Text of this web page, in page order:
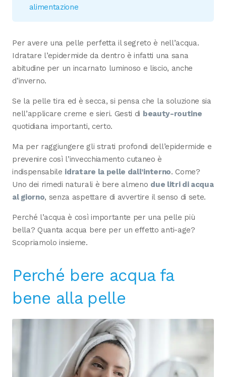
alimentazione
Per avere una pelle perfetta il segreto è nell’acqua.
Idratare l’epidermide da dentro è infatti una sana
abitudine per un incarnato luminoso e liscio, anche
d’inverno.
Se la pelle tira ed è secca, si pensa che la soluzione sia
nell’applicare creme e sieri. Gesti di beauty-routine
quotidiana importanti, certo.
Ma per raggiungere gli strati profondi dell’epidermide e
prevenire così l’invecchiamento cutaneo è
indispensabile idratare la pelle dall’interno. Come?
Uno dei rimedi naturali è bere almeno due litri di acqua
al giorno, senza aspettare di avvertire il senso di sete.
Perché l’acqua è così importante per una pelle più
bella? Quanta acqua bere per un effetto anti-age?
Scopriamolo insieme.
Perché bere acqua fa
bene alla pelle